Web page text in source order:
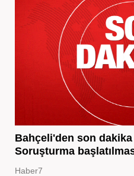
Bahçeli'den son dakika
Soruşturma
Haber7